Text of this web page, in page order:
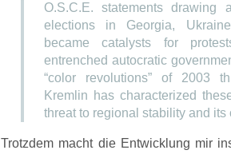
O.S.C.E. statements drawing
elections in Georgia,
became catalysts for
entrenched autocratic
“color revolutions” of 2003
Kremlin has characterized
threat to regional stability and its
Trotzdem macht die Entwicklung mir